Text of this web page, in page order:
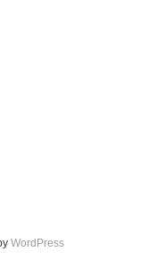
WordPress